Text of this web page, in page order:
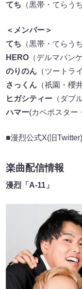
てち （黒帯・てらう
＜メンバー＞
てち （黒帯・てらう
HERO （デルマパン
のりのん （ツートラ
さっくん （祇園・櫻
ヒガシティー （ダブ
ハマー(カベポスタ
■漫烈公式X(旧Twitter)
楽曲配信情報
漫烈「A-11」